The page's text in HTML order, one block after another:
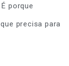
porque
precisa para